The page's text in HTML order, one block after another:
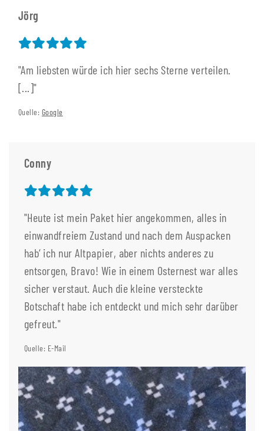
Jörg
"Am liebsten würde ich hier sechs Sterne verteilen.
[...]"
Quelle: Google
Conny
"Heute ist mein Paket hier angekommen, alles in
einwandfreiem Zustand und nach dem Auspacken
hab‘ ich nur Altpapier, aber nichts anderes zu
entsorgen, Bravo! Wie in einem Osternest war alles
sicher verstaut. Auch die kleine versteckte
Botschaft habe ich entdeckt und mich sehr darüber
gefreut."
Quelle: E-Mail